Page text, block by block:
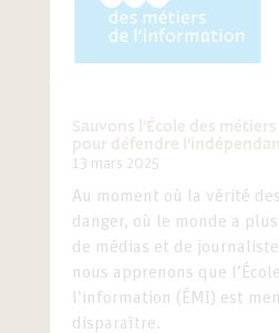
Sauvons l’École des
pour défendre
13 mars 2025
Au moment où la vérité
danger, où le monde a
de médias et de
nous apprenons que
l’information (ÉMI) est
disparaître.